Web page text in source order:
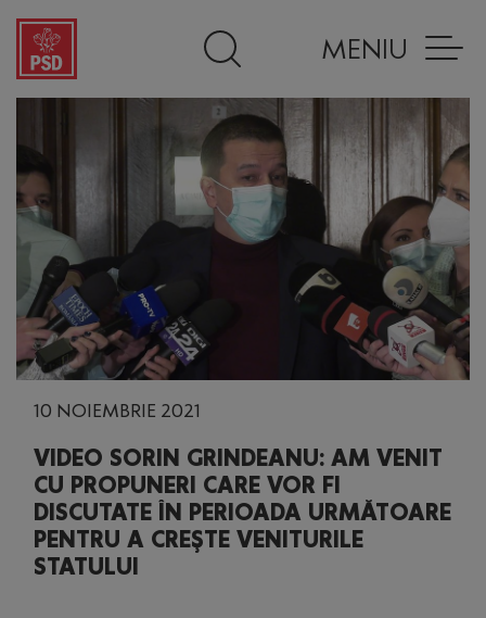
MENIU
10 NOIEMBRIE 2021
VIDEO SORIN GRINDEANU: AM VENIT
CU PROPUNERI CARE VOR FI
DISCUTATE ÎN PERIOADA URMĂTOARE
PENTRU A CREŞTE VENITURILE
STATULUI